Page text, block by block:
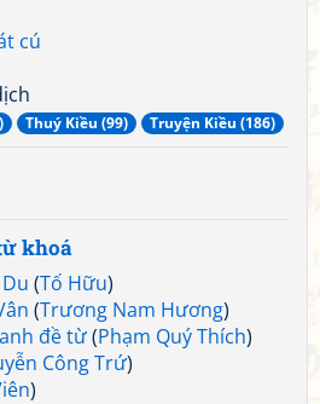
cú
Thuý Kiều (99) Truyện Kiều (186)
khoá
(Tố Hữu)
(Trương Nam Hương)
đề từ(Phạm Quý Thích)
Công Trứ)
)